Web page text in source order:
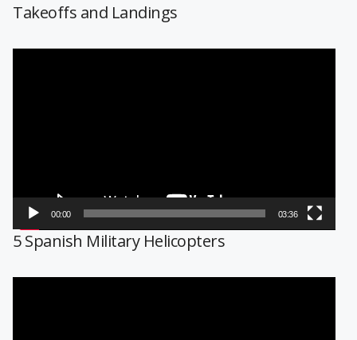
Takeoffs and Landings
00:00 03:36
5 Spanish Military Helicopters